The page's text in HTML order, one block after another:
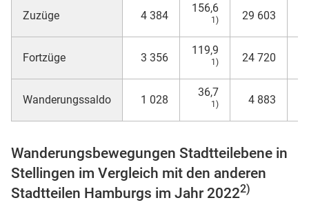
Zuzüge 4 384
156,6
1) 29 603
Fortzüge 3 356
119,9
1) 24 720
Wanderungssaldo 1 028
36,7
1) 4 883
Wanderungsbewegungen Stadtteilebene in
Stellingen im Vergleich mit den anderen
Stadtteilen Hamburgs im Jahr 20222)